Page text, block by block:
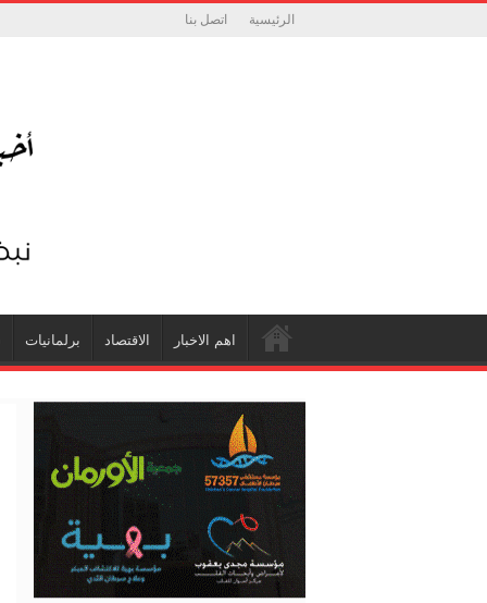
الرئيسية اتصل بنا
اهم الاخبار الاقتصاد برلمانيات